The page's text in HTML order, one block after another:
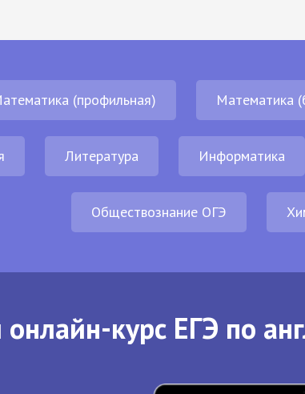
(профильная) Математика
Литература Информатика
Обществознание ОГЭ
курс ЕГЭ по